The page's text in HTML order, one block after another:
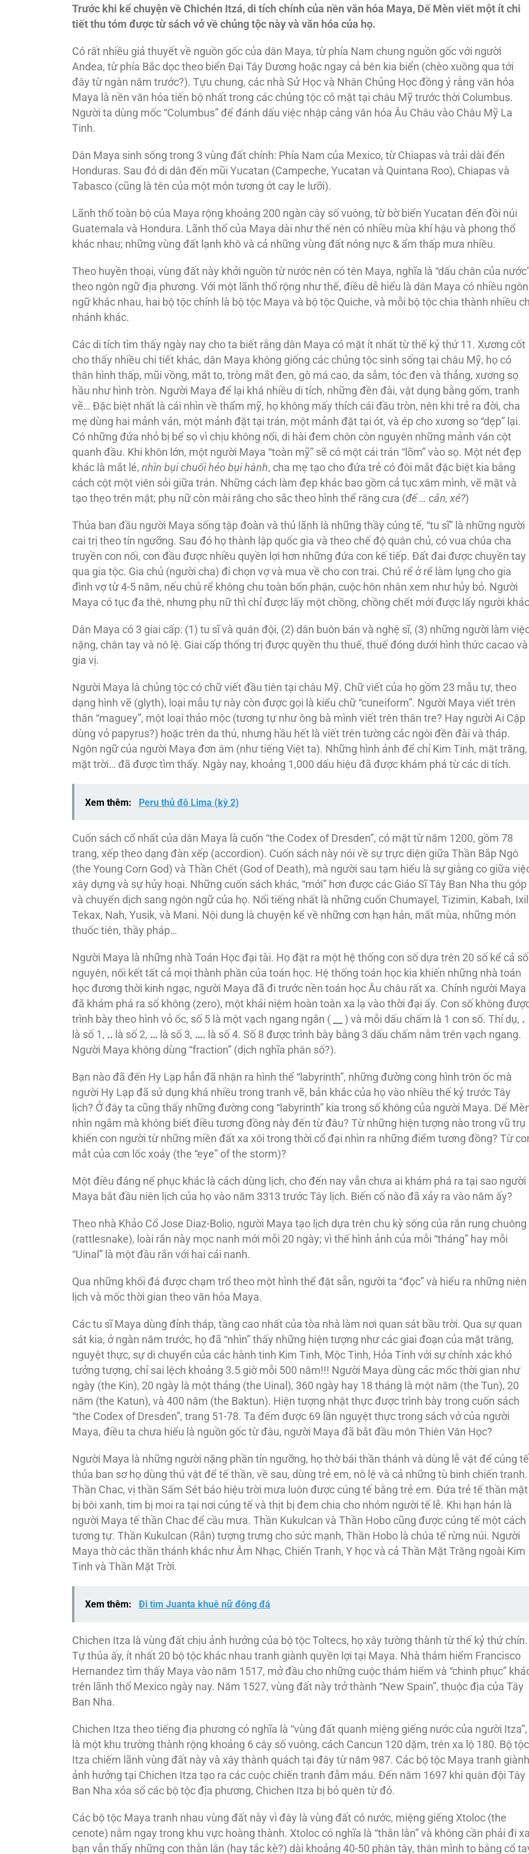
Trước khi kể chuyện về Chichén Itzá, di tích chính của nền văn hóa Maya, Dế Mèn viết một ít chi
tiết thu tóm được từ sách vở về chủng tộc này và văn hóa của họ.
Có rất nhiều giả thuyết về nguồn gốc của dân Maya, từ phía Nam chung nguồn gốc với người
Andea, từ phía Bắc dọc theo biển Đại Tây Dương hoặc ngay cả bên kia biển (chèo xuồng qua tới
đây từ ngàn năm trước?). Tựu chung, các nhà Sử Học và Nhân Chủng Học đồng ý rằng văn hóa
Maya là nền văn hóa tiến bộ nhất trong các chủng tộc có mặt tại châu Mỹ trước thời Columbus.
Người ta dùng mốc “Columbus” để đánh dấu việc nhập cảng văn hóa Âu Châu vào Châu Mỹ La
Tinh.
Dân Maya sinh sống trong 3 vùng đất chính: Phía Nam của Mexico, từ Chiapas và trải dài đến
Honduras. Sau đó di dân đến mũi Yucatan (Campeche, Yucatan và Quintana Roo), Chiapas và
Tabasco (cũng là tên của một món tương ớt cay le lưỡi).
Lãnh thổ toàn bộ của Maya rộng khoảng 200 ngàn cây số vuông, từ bờ biển Yucatan đến đồi núi
Guatemala và Hondura. Lãnh thổ của Maya dài như thế nên có nhiều mùa khí hậu và phong thổ
khác nhau; những vùng đất lạnh khô và cả những vùng đất nóng nực & ẩm thấp mưa nhiều.
Theo huyền thoại, vùng đất này khởi nguồn từ nước nên có tên Maya, nghĩa là “dấu chân của
theo ngôn ngữ địa phương. Với một lãnh thổ rộng như thế, điều dễ hiểu là dân Maya có nhiều ngôn
ngữ khác nhau, hai bộ tộc chính là bộ tộc Maya và bộ tộc Quiche, và mỗi bộ tộc chia thành nhiều
nhánh khác.
Các di tích tìm thấy ngày nay cho ta biết rằng dân Maya có mặt ít nhất từ thế kỷ thứ 11. Xương cốt
cho thấy nhiều chi tiết khác, dân Maya không giống các chủng tộc sinh sống tại châu Mỹ, họ có
thân hình thấp, mũi vồng, mắt to, tròng mắt đen, gò má cao, da sẫm, tóc đen và thẳng, xương sọ
hầu như hình tròn. Người Maya để lại khá nhiều di tích, những đền đài, vật dụng bằng gốm, tranh
vẽ… Đặc biệt nhất là cái nhìn về thẩm mỹ, họ không mấy thích cái đầu tròn, nên khi trẻ ra đời, cha
mẹ dùng hai mảnh ván, một mảnh đặt tại trán, một mảnh đặt tại ót, và ép cho xương sọ “dẹp” lại.
Có những đứa nhỏ bị bể sọ vì chịu không nổi, di hài đem chôn còn nguyên những mảnh ván cột
quanh đầu. Khi khôn lớn, một người Maya “toàn mỹ” sẽ có một cái trán “lõm” vào sọ. Một nét đẹp
khác là mắt lé, nhìn bụi chuối héo bụi hành, cha mẹ tạo cho đứa trẻ có đôi mắt đặc biệt kia bằng
cách cột một viên sỏi giữa trán. Những cách làm đẹp khác bao gồm cả tục xâm mình, vẽ mặt và
tạo thẹo trên mặt; phụ nữ còn mài răng cho sắc theo hình thể răng cưa (để … cắn, xé?)
Thủa ban đầu người Maya sống tập đoàn và thủ lãnh là những thầy cúng tế, “tu sĩ” là những người
cai trị theo tín ngưỡng. Sau đó họ thành lập quốc gia và theo chế độ quân chủ, có vua chúa cha
truyền con nối, con đầu được nhiều quyền lợi hơn những đứa con kế tiếp. Đất đai được chuyền tay
qua gia tộc. Gia chủ (người cha) đi chọn vợ và mua về cho con trai. Chú rể ở rể làm lụng cho gia
đình vợ từ 4-5 năm, nếu chú rể không chu toàn bổn phận, cuộc hôn nhân xem như hủy bỏ. Người
Maya có tục đa thê, nhưng phụ nữ thì chỉ được lấy một chồng, chồng chết mới được lấy người
Dân Maya có 3 giai cấp: (1) tu sĩ và quân đội, (2) dân buôn bán và nghệ sĩ, (3) những người làm
nặng, chân tay và nô lệ. Giai cấp thống trị được quyền thu thuế, thuế đóng dưới hình thức cacao và
gia vị.
Người Maya là chủng tộc có chữ viết đầu tiên tại châu Mỹ. Chữ viết của họ gồm 23 mẫu tự, theo
dạng hình vẽ (glyth), loại mẫu tự này còn được gọi là kiểu chữ “cuneiform”. Người Maya viết trên
thân “maguey”, một loại thảo mộc (tương tự như ông bà mình viết trên thân tre? Hay người Ai Cập
dùng vỏ papyrus?) hoặc trên da thú, nhưng hầu hết là viết trên tường các ngôi đền đài và tháp.
Ngôn ngữ của người Maya đơn âm (như tiếng Việt ta). Những hình ảnh để chỉ Kim Tinh, mặt trăng,
mặt trời… đã được tìm thấy. Ngày nay, khoảng 1,000 dấu hiệu đã được khám phá từ các di tích.
Xem thêm: Peru thủ đô Lima (kỳ 2)
Cuốn sách cổ nhất của dân Maya là cuốn “the Codex of Dresden”, có mặt từ năm 1200, gồm 78
trang, xếp theo dạng đàn xếp (accordion). Cuốn sách này nói về sự trực diện giữa Thần Bắp Ngô
(the Young Corn God) và Thần Chết (God of Death), mà người sau tạm hiểu là sự giằng co giữa
xây dựng và sự hủy hoại. Những cuốn sách khác, “mới” hơn được các Giáo Sĩ Tây Ban Nha thu góp
và chuyển dịch sang ngôn ngữ của họ. Nổi tiếng nhất là những cuốn Chumayel, Tizimin, Kabah,
Tekax, Nah, Yusik, và Mani. Nội dung là chuyện kể về những cơn hạn hán, mất mùa, những món
thuốc tiên, thầy pháp…
Người Maya là những nhà Toán Học đại tài. Họ đặt ra một hệ thống con số dựa trên 20 số kể cả số
nguyên, nối kết tất cả mọi thành phần của toán học. Hệ thống toán học kia khiến những nhà toán
học đương thời kinh ngạc, người Maya đã đi trước nền toán học Âu châu rất xa. Chính người Maya
đã khám phá ra số không (zero), một khái niệm hoàn toàn xa lạ vào thời đại ấy. Con số không
trình bày theo hình vỏ ốc, số 5 là một vạch ngang ngắn (
) và mỗi dấu chấm là 1 con số. Thí dụ, .
là số 1, .. là số 2, … là số 3, …. là số 4. Số 8 được trình bày bằng 3 dấu chấm nằm trên vạch ngang.
Người Maya không dùng “fraction” (dịch nghĩa phân số?).
Bạn nào đã đến Hy Lạp hẳn đã nhận ra hình thể “labyrinth”, những đường cong hình trôn ốc mà
người Hy Lạp đã sử dụng khá nhiều trong tranh vẽ, bản khắc của họ vào nhiều thế kỷ trước Tây
lịch? Ở đây ta cũng thấy những đường cong “labyrinth” kia trong số không của người Maya. Dế
nhìn ngắm mà không biết điều tương đồng này đến từ đâu? Từ những hiện tượng nào trong vũ trụ
khiến con người từ những miền đất xa xôi trong thời cổ đại nhìn ra những điểm tương đồng? Từ
mắt của cơn lốc xoáy (the “eye” of the storm)?
Một điều đáng nể phục khác là cách dùng lịch, cho đến nay vẫn chưa ai khám phá ra tại sao người
Maya bắt đầu niên lịch của họ vào năm 3313 trước Tây lịch. Biến cố nào đã xảy ra vào năm ấy?
Theo nhà Khảo Cổ Jose Diaz-Bolio, người Maya tạo lịch dựa trên chu kỳ sống của rắn rung chuông
(rattlesnake), loài rắn này mọc nanh mới mỗi 20 ngày; vì thế hình ảnh của mỗi “tháng” hay mỗi
“Uinal” là một đầu rắn với hai cái nanh.
Qua những khối đá được chạm trổ theo một hình thể đặt sẵn, người ta “đọc” và hiểu ra những niên
lịch và mốc thời gian theo văn hóa Maya.
Các tu sĩ Maya dùng đỉnh tháp, tầng cao nhất của tòa nhà làm nơi quan sát bầu trời. Qua sự quan
sát kia, ở ngàn năm trước, họ đã “nhìn” thấy những hiện tượng như các giai đoạn của mặt trăng,
nguyệt thực, sự di chuyển của các hành tinh Kim Tinh, Mộc Tinh, Hỏa Tinh với sự chính xác khó
tưởng tượng, chỉ sai lệch khoảng 3.5 giờ mỗi 500 năm!!! Người Maya dùng các mốc thời gian như
ngày (the Kin), 20 ngày là một tháng (the Uinal), 360 ngày hay 18 tháng là một năm (the Tun), 20
năm (the Katun), và 400 năm (the Baktun). Hiện tượng nhật thực được trình bày trong cuốn sách
“the Codex of Dresden”, trang 51-78. Ta đếm được 69 lần nguyệt thực trong sách vở của người
Maya, điều ta chưa hiểu là nguồn gốc từ đâu, người Maya đã bắt đầu môn Thiên Văn Học?
Người Maya là những người nặng phần tín ngưỡng, họ thờ bái thần thánh và dùng lễ vật để cúng
thủa ban sơ họ dùng thú vật để tế thần, về sau, dùng trẻ em, nô lệ và cả những tù binh chiến tranh.
Thần Chac, vị thần Sấm Sét báo hiệu trời mưa luôn được cúng tế bằng trẻ em. Đứa trẻ tế thần mặt
bị bôi xanh, tim bị moi ra tại nơi cúng tế và thịt bị đem chia cho nhóm người tế lễ. Khi hạn hán là
người Maya tế thần Chac để cầu mưa. Thần Kukulcan và Thần Hobo cũng được cúng tế một cách
tương tự. Thần Kukulcan (Rắn) tượng trưng cho sức mạnh, Thần Hobo là chúa tể rừng núi. Người
Maya thờ các thần thánh khác như Âm Nhạc, Chiến Tranh, Y học và cả Thần Mặt Trăng ngoài Kim
Tinh và Thần Mặt Trời.
Xem thêm: Đi tìm Juanta khuê nữ đông đá
Chichen Itza là vùng đất chịu ảnh hưởng của bộ tộc Toltecs, họ xây tường thành từ thế kỷ thứ chín.
Tự thủa ấy, ít nhất 20 bộ tộc khác nhau tranh giành quyền lợi tại Maya. Nhà thám hiểm Francisco
Hernandez tìm thấy Maya vào năm 1517, mở đầu cho những cuộc thám hiểm và “chinh phục”
trên lãnh thổ Mexico ngày nay. Năm 1527, vùng đất này trở thành “New Spain”, thuộc địa của Tây
Ban Nha.
Chichen Itza theo tiếng địa phương có nghĩa là “vùng đất quanh miệng giếng nước của người Itza”,
là một khu trường thành rộng khoảng 6 cây số vuông, cách Cancun 120 dặm, trên xa lộ 180. Bộ tộc
Itza chiếm lãnh vùng đất này và xây thành quách tại đây từ năm 987. Các bộ tộc Maya tranh giành
ảnh hưởng tại Chichen Itza tạo ra các cuộc chiến tranh đẫm máu. Đến năm 1697 khi quân đội Tây
Ban Nha xóa sổ các bộ tộc địa phương, Chichen Itza bị bỏ quên từ đó.
Các bộ tộc Maya tranh nhau vùng đất này vì đây là vùng đất có nước, miệng giếng Xtoloc (the
cenote) nằm ngay trong khu vực hoàng thành. Xtoloc có nghĩa là “thằn lằn” và không cần phải đi
bạn vẫn thấy những con thằn lằn (hay tắc kè?) dài khoảng 40-50 phân tây, thân mình to bằng cổ